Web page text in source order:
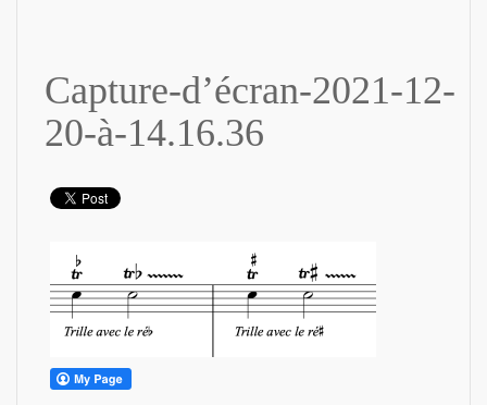
Capture-d’écran-2021-12-
20-à-14.16.36